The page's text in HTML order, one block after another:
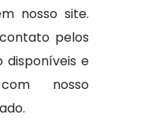
nosso site.
pelos
disponíveis e
nosso